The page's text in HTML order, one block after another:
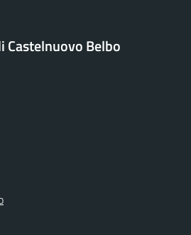
Castelnuovo Belbo